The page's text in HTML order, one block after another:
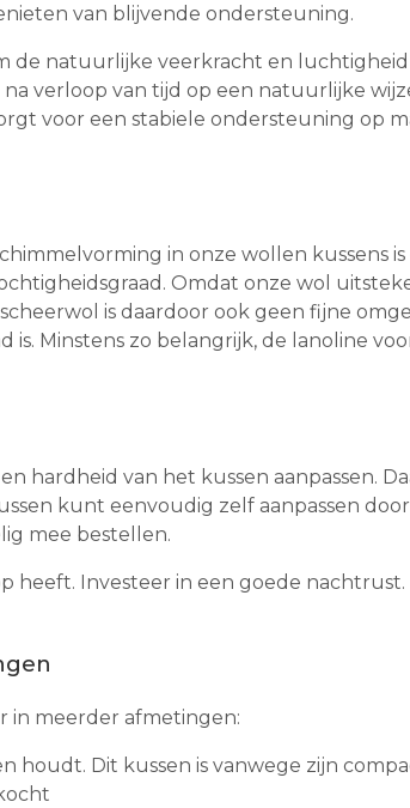
van blijvende ondersteuning.
de natuurlijke veerkracht en
verloop van tijd op een natuurlijke
voor een stabiele ondersteuning op
in onze wollen kussens
Omdat onze wol
is daardoor ook geen fijne
Minstens zo belangrijk, de lanoline
hardheid van het kussen aanpassen.
kunt eenvoudig zelf aanpassen
mee bestellen.
heeft. Investeer in een goede
in meerder afmetingen:
houdt. Dit kussen is vanwege zijn